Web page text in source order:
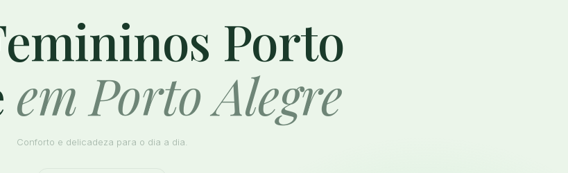
Porto
em Porto Alegre
Conforto e delicadeza para o dia a dia.